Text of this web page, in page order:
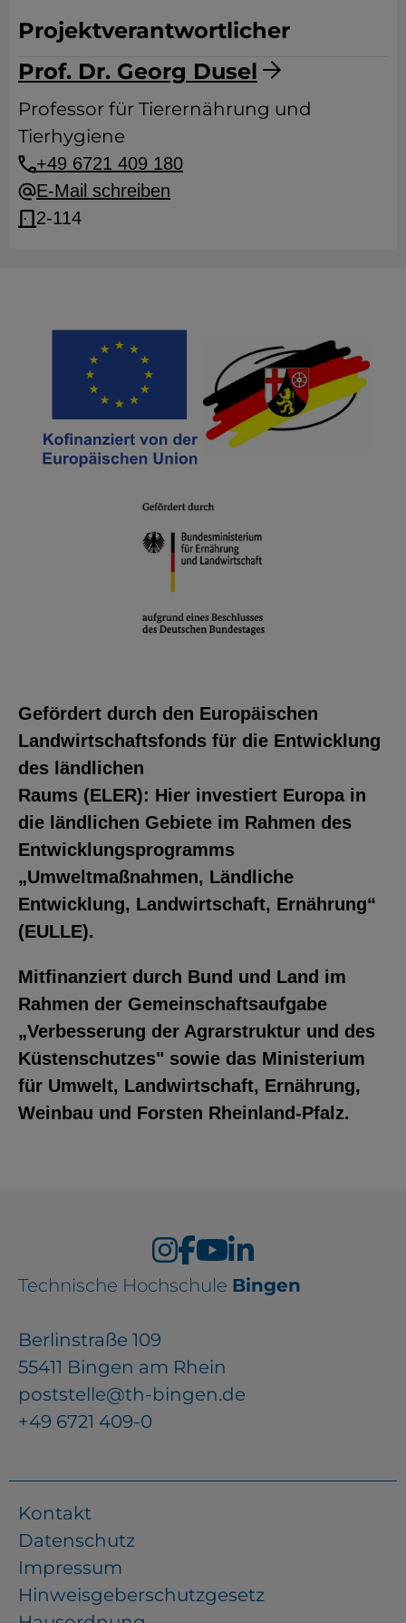
Prof. Dr. Georg Dusel
Projektverantwortlicher
Professor für Tierernährung und
Tierhygiene
+49 6721 409 180
E-Mail schreiben
2-114
Gefördert durch den Europäischen
Landwirtschaftsfonds für die Entwicklung
des ländlichen
Raums (ELER): Hier investiert Europa in
die ländlichen Gebiete im Rahmen des
Entwicklungsprogramms
„Umweltmaßnahmen, Ländliche
Entwicklung, Landwirtschaft, Ernährung“
(EULLE).
Mitfinanziert durch Bund und Land im
Rahmen der Gemeinschaftsaufgabe
„Verbesserung der Agrarstruktur und des
Küstenschutzes" sowie das Ministerium
für Umwelt, Landwirtschaft, Ernährung,
Weinbau und Forsten Rheinland-Pfalz.
Technische Hochschule Bingen
Berlinstraße 109
55411 Bingen am Rhein
poststelle@th-bingen.de
+49 6721 409-0
Kontakt
Datenschutz
Impressum
Hinweisgeberschutzgesetz